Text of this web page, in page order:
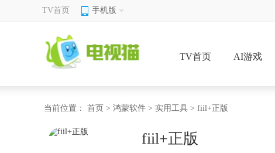
TV首页 手机版
TV首页 AI游戏
当前位置： 首页 > 鸿蒙软件 > 实用工具 > fiil+正版
fiil+正版